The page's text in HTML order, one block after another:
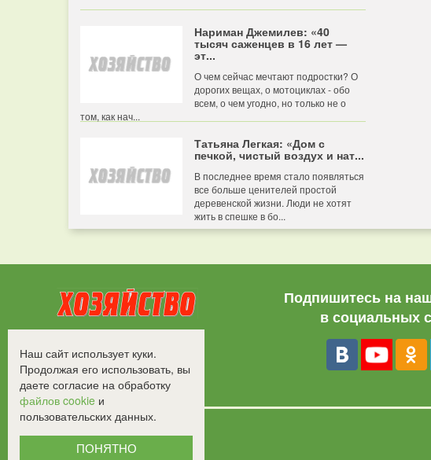
Нариман Джемилев: «40
тысяч саженцев в 16 лет —
эт...
О чем сейчас мечтают подростки? О
дорогих вещах, о мотоциклах - обо
всем, о чем угодно, но только не о
том, как нач...
Татьяна Легкая: «Дом с
печкой, чистый воздух и нат...
В последнее время стало появляться
все больше ценителей простой
деревенской жизни. Люди не хотят
жить в спешке в бо...
Все права защищены.
©2008-2017 - "Хозяйство"
Подпишитесь на
в социальных
Наш сайт использует куки.
Продолжая его использовать, вы
даете согласие на обработку
файлов cookie и
пользовательских данных.
ПОНЯТНО